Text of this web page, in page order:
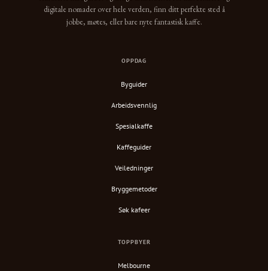
digitale nomader over hele verden, finn ditt perfekte sted å
jobbe, møtes, eller bare nyte fantastisk kaffe.
OPPDAG
Byguider
Arbeidsvennlig
Spesialkaffe
Kaffeguider
Veiledninger
Bryggemetoder
Søk kafeer
TOPPBYER
Melbourne